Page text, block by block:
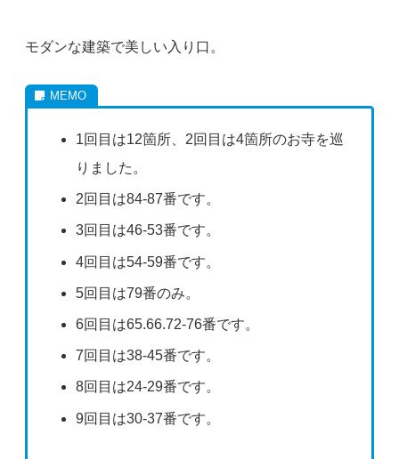
モダンな建築で美しい入り口。
1回目は12箇所、2回目は4箇所のお寺を巡
りました。
2回目は84-87番です。
3回目は46-53番です。
4回目は54-59番です。
5回目は79番のみ。
6回目は65.66.72-76番です。
7回目は38-45番です。
8回目は24-29番です。
9回目は30-37番です。